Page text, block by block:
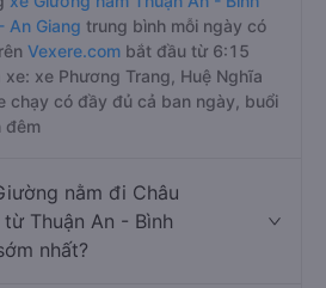
An Giang trung bình mỗi ngày có
Vexere.com bắt đầu từ 6:15
xe Phương Trang, Huệ Nghĩa
chạy có đầy đủ cả ban ngày, buổi
đêm
nằm đi Châu
Thuận An - Bình
nhất?